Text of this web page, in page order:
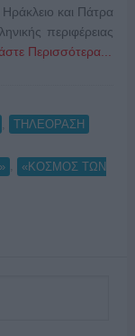
και Πάτρα
περιφέρειας
Περισσότερα...
ΤΗΛΕΟΡΑΣΗ
«ΚΟΣΜΟΣ ΤΩΝ